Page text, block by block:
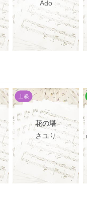
Ado
花の塔
さユり